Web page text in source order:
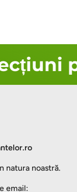
natura noastră.
email: